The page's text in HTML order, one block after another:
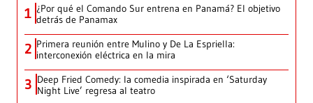
1 ¿Por qué el Comando Sur entrena en Panamá? El objetivo
detrás de Panamax
2 Primera reunión entre Mulino y De La Espriella:
interconexión eléctrica en la mira
3 Deep Fried Comedy: la comedia inspirada en ‘Saturday
Night Live’ regresa al teatro